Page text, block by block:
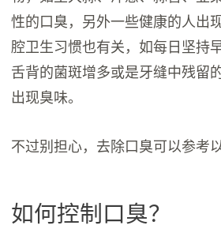
性的口臭，另外一些健康的人出
腔卫生习惯也有关，如每日坚持
舌背的菌斑增多或是牙缝中残留
出现臭味。
不过别担心，去除口臭可以参考
如何控制口臭？